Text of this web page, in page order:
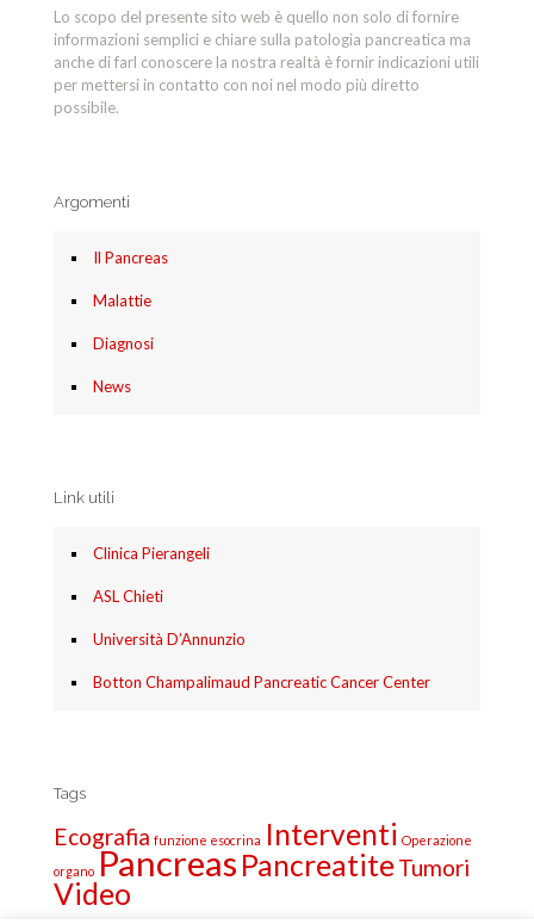
Lo scopo del presente sito web è quello non solo di fornire
informazioni semplici e chiare sulla patologia pancreatica ma
anche di farl conoscere la nostra realtà è fornir indicazioni utili
per mettersi in contatto con noi nel modo più diretto
possibile.
Argomenti
Il Pancreas
Malattie
Diagnosi
News
Link utili
Clinica Pierangeli
ASL Chieti
Università D’Annunzio
Botton Champalimaud Pancreatic Cancer Center
Tags
Ecografia funzione esocrina Interventi Operazione
organo Pancreas PancreatiteTumori
Video